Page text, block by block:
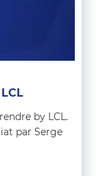
by LCL.
par Serge